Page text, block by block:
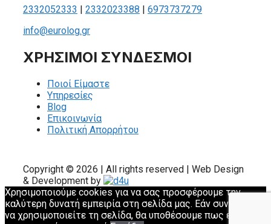
2332052333 | 2332023388 | 6973737279
info@eurolog.gr
ΧΡΗΣΙΜΟΙ ΣΥΝΔΕΣΜΟΙ
Ποιοί Είμαστε
Υπηρεσίες
Blog
Επικοινωνία
Πολιτική Απορρήτου
Copyright © 2026 | All rights reserved | Web Design
& Development by
Χρησιμοποιούμε cookies για να σας προσφέρουμε την
καλύτερη δυνατή εμπειρία στη σελίδα μας. Εάν συνεχίσετε
να χρησιμοποιείτε τη σελίδα, θα υποθέσουμε πως είστε